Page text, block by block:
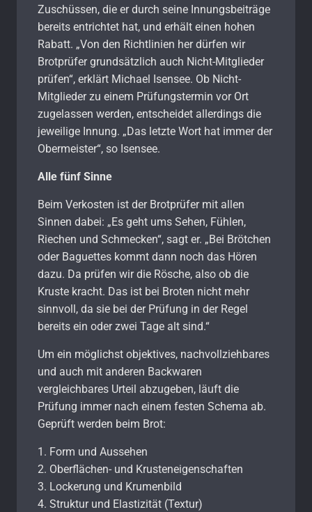
Zuschüssen, die er durch seine Innungsbeiträge
bereits entrichtet hat, und erhält einen hohen
Rabatt. „Von den Richtlinien her dürfen wir
Brotprüfer grundsätzlich auch Nicht-Mitglieder
prüfen“, erklärt Michael Isensee. Ob Nicht-
Mitglieder zu einem Prüfungstermin vor Ort
zugelassen werden, entscheidet allerdings die
jeweilige Innung. „Das letzte Wort hat immer der
Obermeister“, so Isensee.
Alle fünf Sinne
Beim Verkosten ist der Brotprüfer mit allen
Sinnen dabei: „Es geht ums Sehen, Fühlen,
Riechen und Schmecken“, sagt er. „Bei Brötchen
oder Baguettes kommt dann noch das Hören
dazu. Da prüfen wir die Rösche, also ob die
Kruste kracht. Das ist bei Broten nicht mehr
sinnvoll, da sie bei der Prüfung in der Regel
bereits ein oder zwei Tage alt sind.“
Um ein möglichst objektives, nachvollziehbares
und auch mit anderen Backwaren
vergleichbares Urteil abzugeben, läuft die
Prüfung immer nach einem festen Schema ab.
Geprüft werden beim Brot:
1. Form und Aussehen
2. Oberflächen- und Krusteneigenschaften
3. Lockerung und Krumenbild
4. Struktur und Elastizität (Textur)